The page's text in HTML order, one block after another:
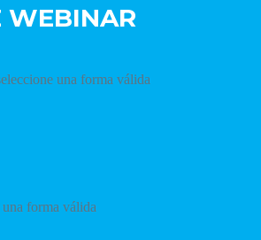
WEBINAR
una forma válida
forma válida